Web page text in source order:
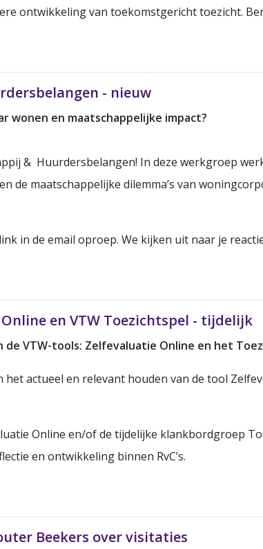
ontwikkeling van toekomstgericht toezicht.
- nieuw
wonen en maatschappelijke impact?
& Huurdersbelangen! In deze werkgroep
de maatschappelijke dilemma’s van
in de email oproep. We kijken uit naar je
en VTW Toezichtspel - tijdelijk
VTW-tools: Zelfevaluatie Online en het
actueel en relevant houden van de tool
Online en/of de tijdelijke klankbordgroep
en ontwikkeling binnen RvC’s.
Beekers over visitaties